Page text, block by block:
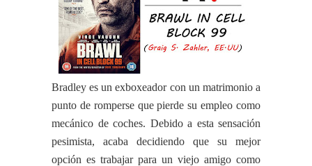
Bradley es un exboxeador con un matrimonio a
punto de romperse que pierde su empleo como
mecánico de coches. Debido a esta sensación
pesimista, acaba decidiendo que su mejor
opción es trabajar para un viejo amigo como